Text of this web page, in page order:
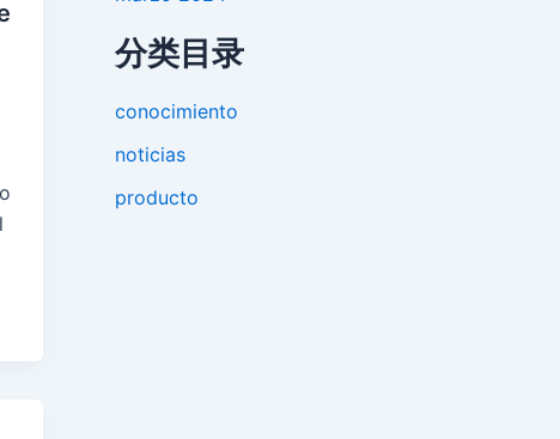
分类目录
conocimiento
noticias
producto